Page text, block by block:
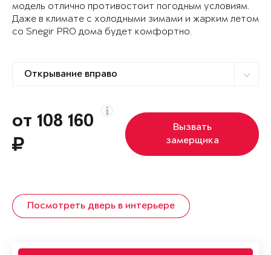
модель отлично противостоит погодным условиям.
Даже в климате с холодными зимами и жарким летом
со Snegir PRO дома будет комфортно.
от 108 160
Вызвать
замерщика
Посмотреть дверь в интерьере